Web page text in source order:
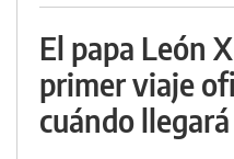
El papa León
primer viaje
cuándo